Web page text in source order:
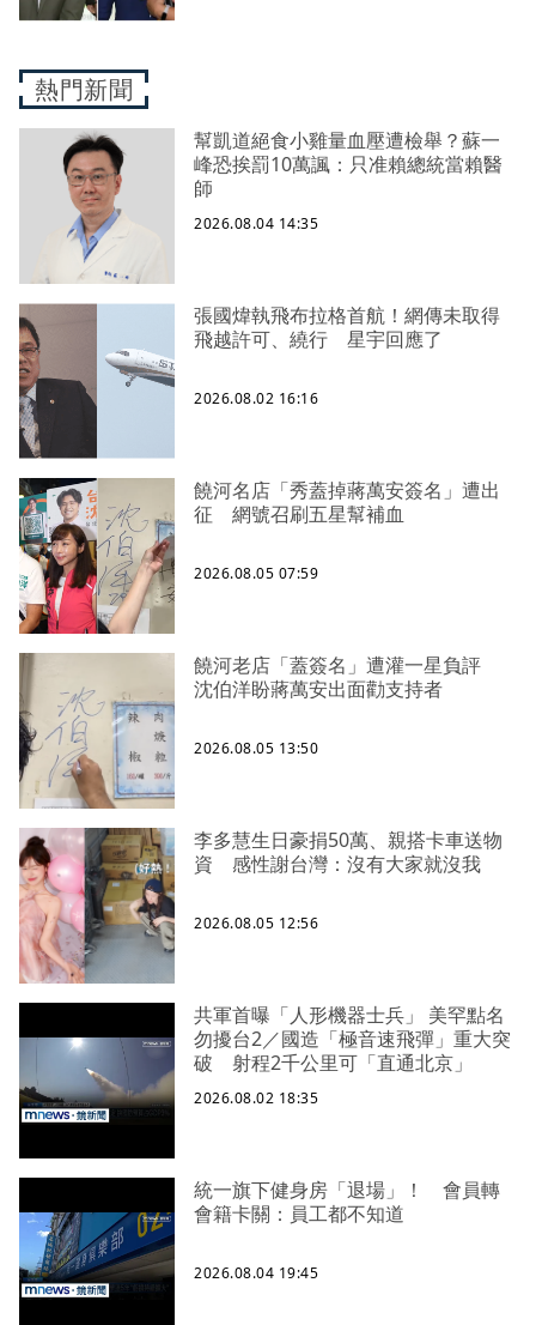
熱門新聞
幫凱道絕食小雞量血壓遭檢舉？蘇一
峰恐挨罰10萬諷：只准賴總統當賴醫
師
2026.08.04 14:35
張國煒執飛布拉格首航！網傳未取得
飛越許可、繞行 星宇回應了
2026.08.02 16:16
饒河名店「秀蓋掉蔣萬安簽名」遭出
征 網號召刷五星幫補血
2026.08.05 07:59
饒河老店「蓋簽名」遭灌一星負評
沈伯洋盼蔣萬安出面勸支持者
2026.08.05 13:50
李多慧生日豪捐50萬、親搭卡車送物
資 感性謝台灣：沒有大家就沒我
2026.08.05 12:56
共軍首曝「人形機器士兵」 美罕點名
勿擾台2／國造「極音速飛彈」重大突
破 射程2千公里可「直通北京」
2026.08.02 18:35
統一旗下健身房「退場」！ 會員轉
會籍卡關：員工都不知道
2026.08.04 19:45